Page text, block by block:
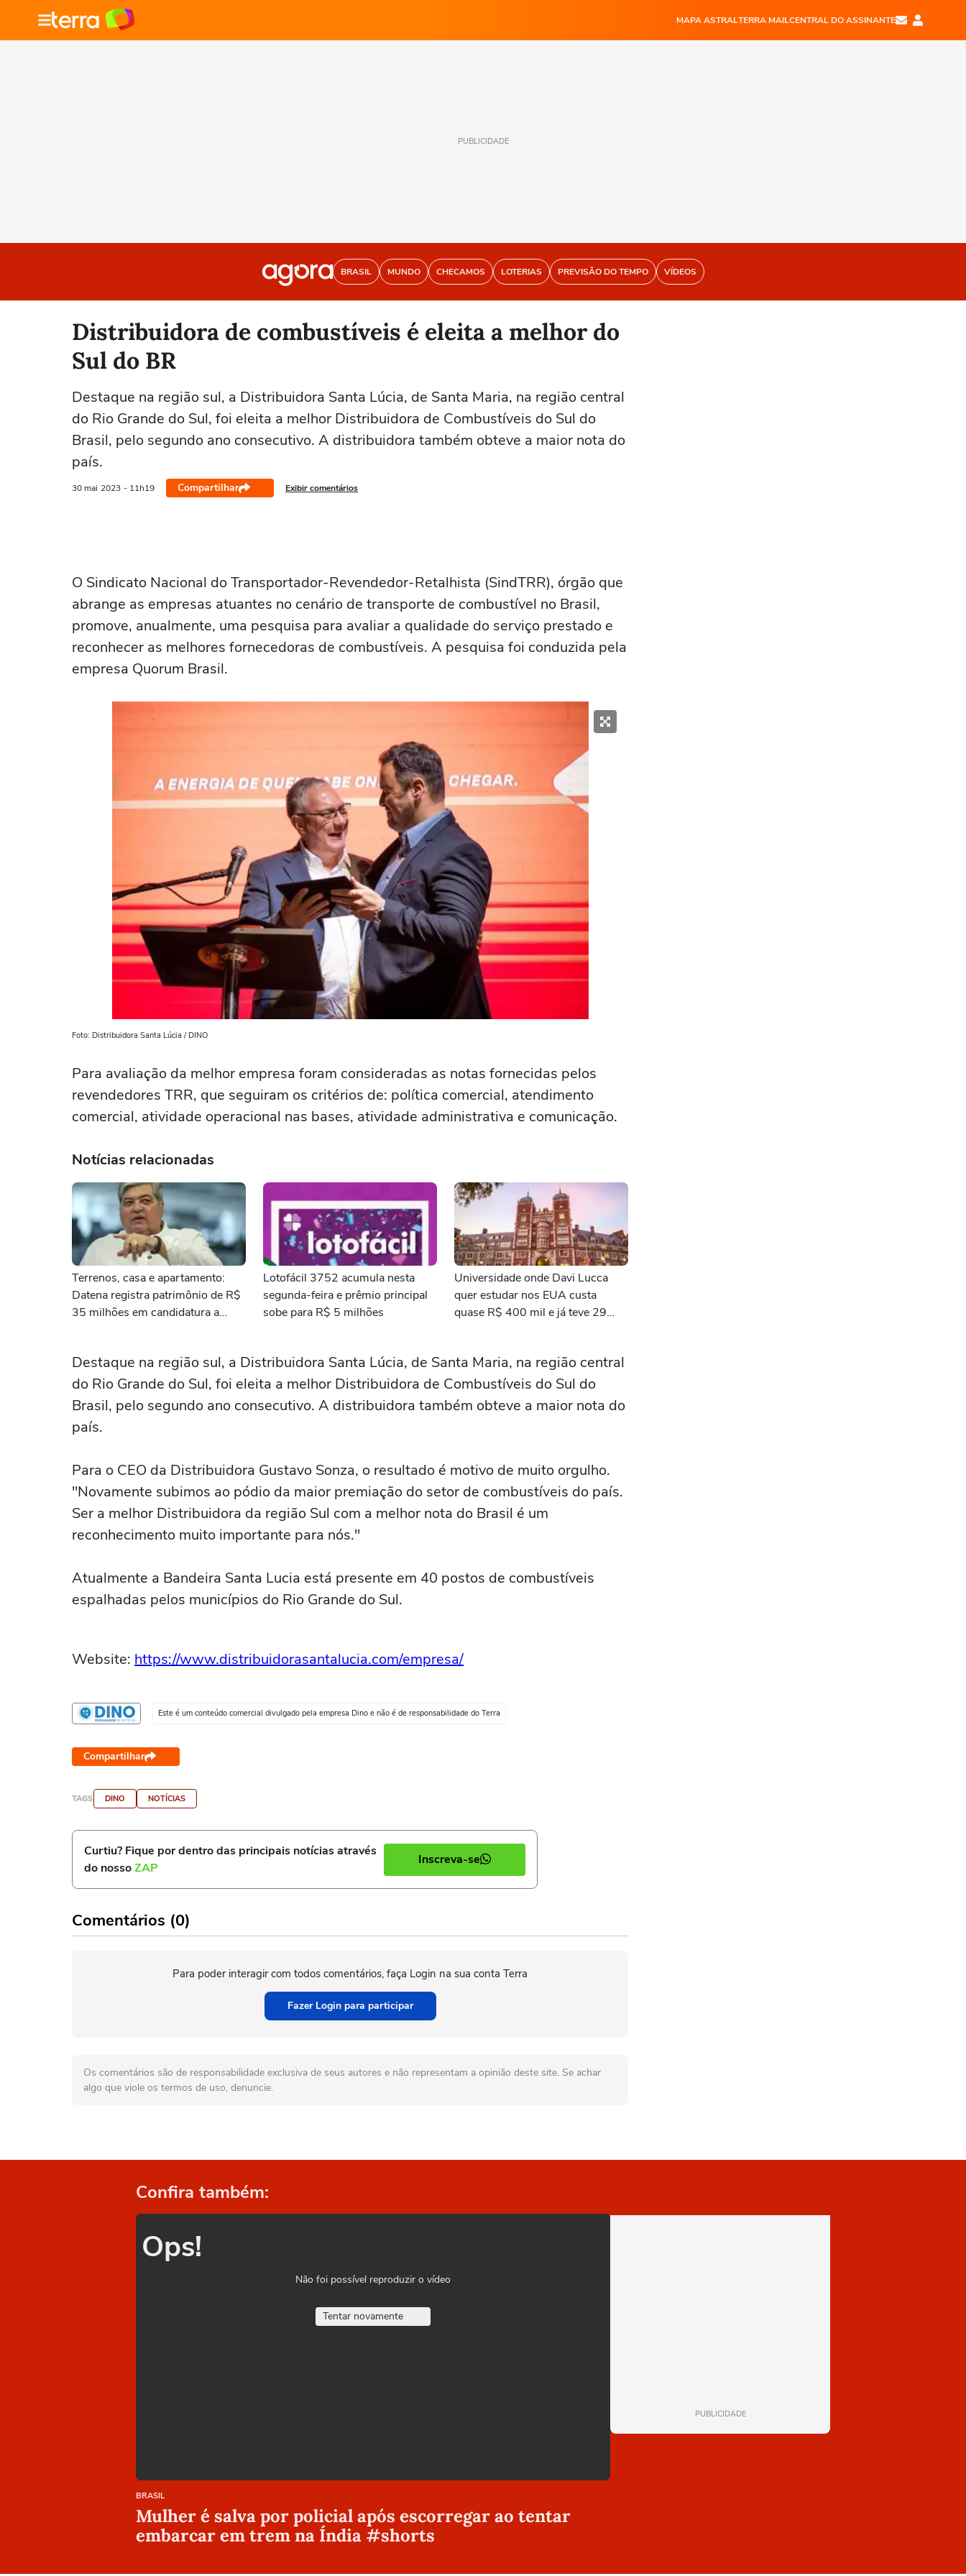
MAPA ASTRALTERRA MAILCENTRAL DO ASSINANTE
PUBLICIDADE
BRASIL MUNDO CHECAMOS LOTERIAS PREVISÃO DO TEMPO VÍDEOS
Distribuidora de combustíveis é eleita a melhor do
Sul do BR
Destaque na região sul, a Distribuidora Santa Lúcia, de Santa Maria, na região central
do Rio Grande do Sul, foi eleita a melhor Distribuidora de Combustíveis do Sul do
Brasil, pelo segundo ano consecutivo. A distribuidora também obteve a maior nota do
país.
30 mai 2023 - 11h19 Compartilhar Exibir comentários
O Sindicato Nacional do Transportador-Revendedor-Retalhista (SindTRR), órgão que
abrange as empresas atuantes no cenário de transporte de combustível no Brasil,
promove, anualmente, uma pesquisa para avaliar a qualidade do serviço prestado e
reconhecer as melhores fornecedoras de combustíveis. A pesquisa foi conduzida pela
empresa Quorum Brasil.
Foto: Distribuidora Santa Lúcia / DINO
Para avaliação da melhor empresa foram consideradas as notas fornecidas pelos
revendedores TRR, que seguiram os critérios de: política comercial, atendimento
comercial, atividade operacional nas bases, atividade administrativa e comunicação.
Notícias relacionadas
Terrenos, casa e apartamento:
Datena registra patrimônio de R$
35 milhões em candidatura a
Lotofácil 3752 acumula nesta
segunda-feira e prêmio principal
sobe para R$ 5 milhões
Universidade onde Davi Lucca
quer estudar nos EUA custa
quase R$ 400 mil e já teve 29
Destaque na região sul, a Distribuidora Santa Lúcia, de Santa Maria, na região central
do Rio Grande do Sul, foi eleita a melhor Distribuidora de Combustíveis do Sul do
Brasil, pelo segundo ano consecutivo. A distribuidora também obteve a maior nota do
país.
Para o CEO da Distribuidora Gustavo Sonza, o resultado é motivo de muito orgulho.
"Novamente subimos ao pódio da maior premiação do setor de combustíveis do país.
Ser a melhor Distribuidora da região Sul com a melhor nota do Brasil é um
reconhecimento muito importante para nós."
Atualmente a Bandeira Santa Lucia está presente em 40 postos de combustíveis
espalhadas pelos municípios do Rio Grande do Sul.
Website: https://www.distribuidorasantalucia.com/empresa/
Este é um conteúdo comercial divulgado pela empresa Dino e não é de responsabilidade do Terra
Compartilhar
TAGS DINO NOTÍCIAS
Curtiu? Fique por dentro das principais notícias através
do nossoZAP
Inscreva-se
Comentários (0)
Para poder interagir com todos comentários, faça Login na sua conta Terra
Fazer Login para participar
Os comentários são de responsabilidade exclusiva de seus autores e não representam a opinião deste site. Se achar
algo que viole os termos de uso, denuncie.
Confira também:
Ops!
Não foi possível reproduzir o vídeo
Tentar novamente
BRASIL
Mulher é salva por policial após escorregar ao tentar
embarcar em trem na Índia #shorts
PUBLICIDADE